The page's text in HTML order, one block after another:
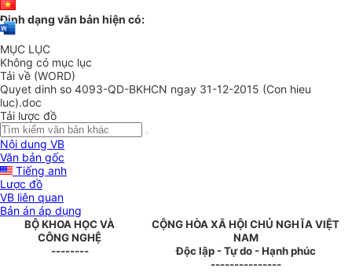
Định dạng văn bản hiện có:
MỤC LỤC
Không có mục lục
Tải về (WORD)
Quyet dinh so 4093-QD-BKHCN ngay 31-12-2015 (Con hieu
luc).doc
Tải lược đồ
Nội dung VB
Văn bản gốc
Tiếng anh
Lược đồ
VB liên quan
Bản án áp dụng
BỘ KHOA HỌC VÀ
CÔNG NGHỆ
--------
CỘNG HÒA XÃ HỘI CHỦ NGHĨA VIỆT
NAM
Độc lập - Tự do - Hạnh phúc
---------------